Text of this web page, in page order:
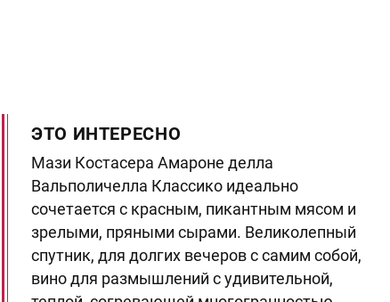
ЭТО ИНТЕРЕСНО
Мази Костасера Амароне делла
Вальполичелла Классико идеально
сочетается с красным, пикантным мясом и
зрелыми, пряными сырами. Великолепный
спутник, для долгих вечеров с самим собой,
вино для размышлений с удивительной,